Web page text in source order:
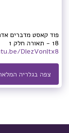
פוד קאסט מדברים
18 - תאורה חלק 1
DlezVonltx8
צפה בגלריה